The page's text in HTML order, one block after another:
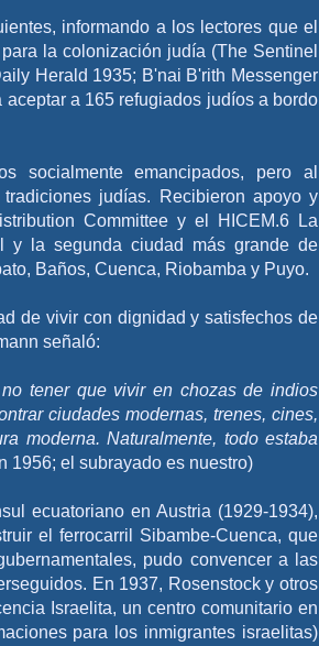
informando a los lectores que el
la colonización judía (The Sentinel
Herald 1935; B'nai B'rith Messenger
a 165 refugiados judíos a bordo
socialmente emancipados, pero al
judías. Recibieron apoyo y
Committee y el HICEM.6 La
y la segunda ciudad más grande de
Baños, Cuenca, Riobamba y Puyo.
de vivir con dignidad y satisfechos de
señaló:
tener que vivir en chozas de indios
ciudades modernas, trenes, cines,
moderna. Naturalmente, todo estaba
1956; el subrayado es nuestro)
ecuatoriano en Austria (1929-1934),
el ferrocarril Sibambe-Cuenca, que
pudo convencer a las
En 1937, Rosenstock y otros
Israelita, un centro comunitario en
para los inmigrantes israelitas)